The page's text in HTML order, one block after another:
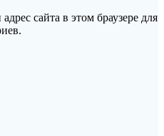
сайта в этом браузере для